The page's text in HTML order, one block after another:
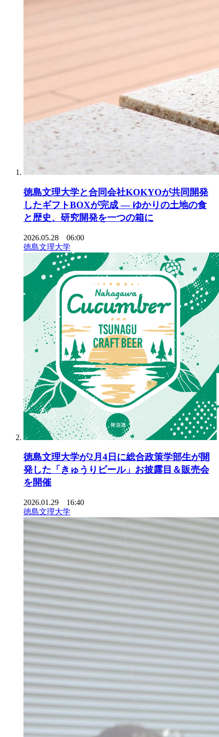
徳島文理大学と合同会社KOKYOが共同開発
したギフトBOXが完成 ― ゆかりの土地の食
と歴史、研究開発を一つの箱に
2026.05.28 06:00
徳島文理大学
徳島文理大学が2月4日に総合政策学部生が開
発した「きゅうりビール」お披露目＆販売会
を開催
2026.01.29 16:40
徳島文理大学